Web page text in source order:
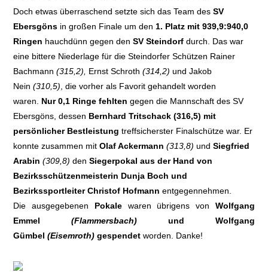
Doch etwas überraschend setzte sich das Team desSV
Ebersgöns in großen Finale um den 1. Platz mit 939,9:940,0
Ringen hauchdünn gegen denSV Steindorf durch. Das war
eine bittere Niederlage für die Steindorfer Schützen Rainer
Bachmann(315,2), Ernst Schroth(314,2) und Jakob
Nein(310,5) , die vorher als Favorit gehandelt worden
waren. Nur 0,1 Ringe fehlten gegen die Mannschaft des SV
Ebersgöns, dessen Bernhard Tritschack (316,5) mit
persönlicher Bestleistung treffsicherster Finalschütze war. Er
konnte zusammen mitOlaf Ackermann (313,8) undSiegfried
Arabin (309,8) denSiegerpokal aus der Hand von
Bezirksschützenmeisterin Dunja Boch und
Bezirkssportleiter Christof Hofmann entgegennehmen.
Die ausgegebenen Pokalewaren übrigens von Wolfgang
Emmel(Flammersbach) und Wolfgang
Gümbel(Eisemroth) gespendet worden. Danke!